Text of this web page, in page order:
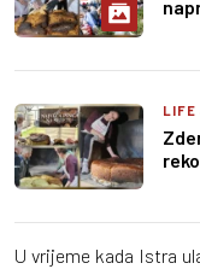
LIFE
U vrijeme kada Istra